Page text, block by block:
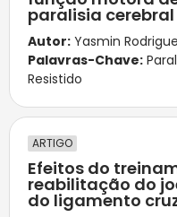
paralisia cerebral
Autor: Yasmin
Palavras-Chave:
Resistido
ARTIGO
Efeitos do
reabilitação do
do ligamento